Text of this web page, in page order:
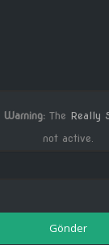
Warning:The Really
not active.